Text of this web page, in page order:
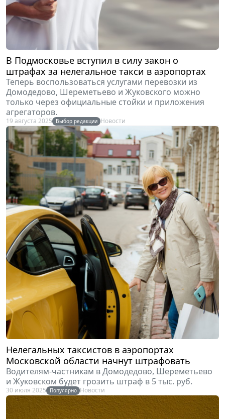
В Подмосковье вступил в силу закон о
штрафах за нелегальное такси в аэропортах
Теперь воспользоваться услугами перевозки из
Домодедово, Шереметьево и Жуковского можно
только через официальные стойки и приложения
агрегаторов.
19 августа 2025 Выбор редакции Новости
Нелегальных таксистов в аэропортах
Московской области начнут штрафовать
Водителям-частникам в Домодедово, Шереметьево
и Жуковском будет грозить штраф в 5 тыс. руб.
30 июля 2025 Популярно Новости